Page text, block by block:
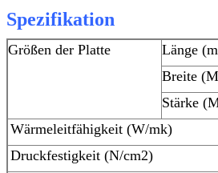
Spezifikation
Größen der Platte Länge
Breite
Stärke
Wärmeleitfähigkeit (W/mk)
Druckfestigkeit (N/cm2)